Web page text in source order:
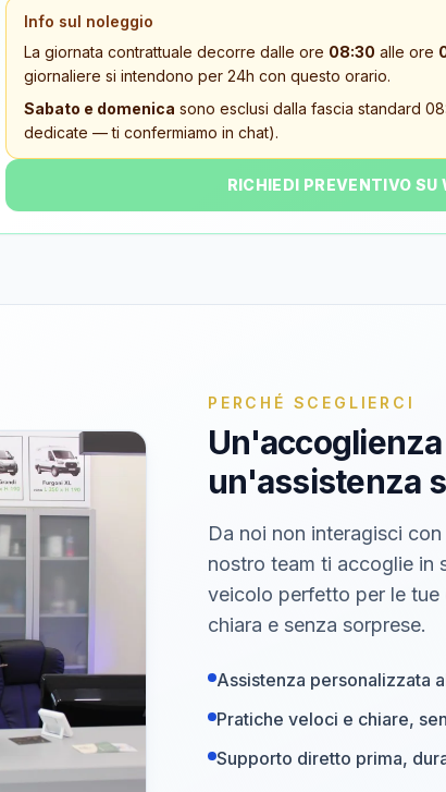
Info sul noleggio
La giornata contrattuale decorre dalle ore 08:30 alle ore
giornaliere si intendono per 24h con questo orario.
Sabato e domenica sono esclusi dalla fascia standard
dedicate — ti confermiamo in chat).
RICHIEDI PREVENTIVO
PERCHÉ SCEGLIERCI
un'assistenza
Da noi non interagisci
nostro team ti accoglie in
veicolo perfetto per le
chiara e senza sorprese.
Assistenza personalizzata
Pratiche veloci e chiare,
Supporto diretto prima,